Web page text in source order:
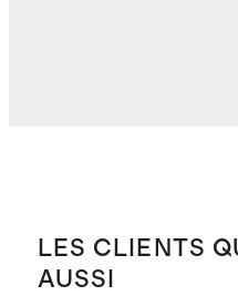
LES CLIENTS
AUSSI